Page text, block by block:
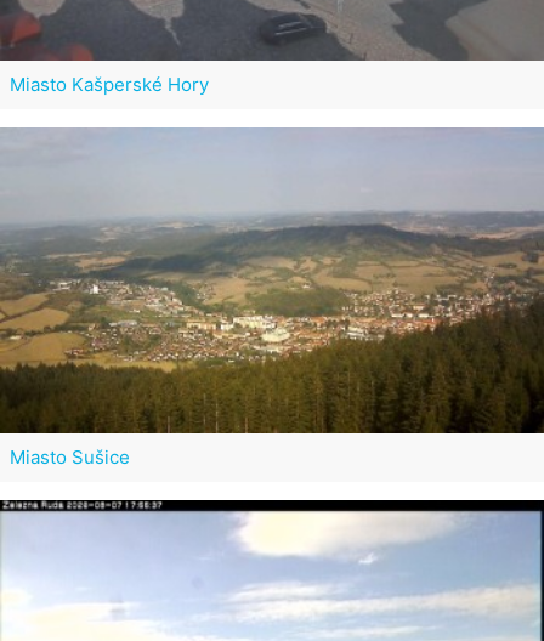
Miasto Kašperské Hory
Miasto Sušice